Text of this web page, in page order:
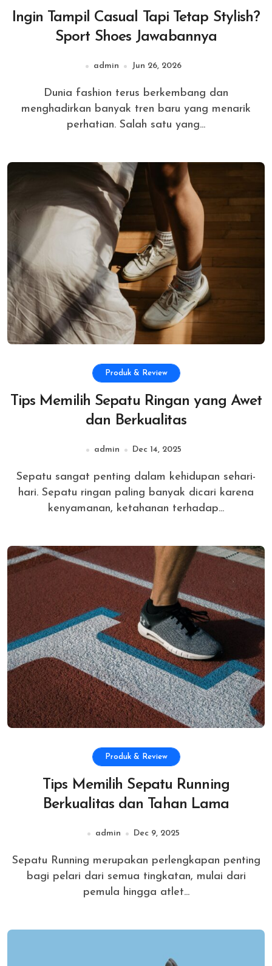
Ingin Tampil Casual Tapi Tetap Stylish?
Sport Shoes Jawabannya
admin Jun 26, 2026
Dunia fashion terus berkembang dan
menghadirkan banyak tren baru yang menarik
perhatian. Salah satu yang...
Produk & Review
Tips Memilih Sepatu Ringan yang Awet
dan Berkualitas
admin Dec 14, 2025
Sepatu sangat penting dalam kehidupan sehari-
hari. Sepatu ringan paling banyak dicari karena
kenyamanan, ketahanan terhadap...
Produk & Review
Tips Memilih Sepatu Running
Berkualitas dan Tahan Lama
admin Dec 9, 2025
Sepatu Running merupakan perlengkapan penting
bagi pelari dari semua tingkatan, mulai dari
pemula hingga atlet...